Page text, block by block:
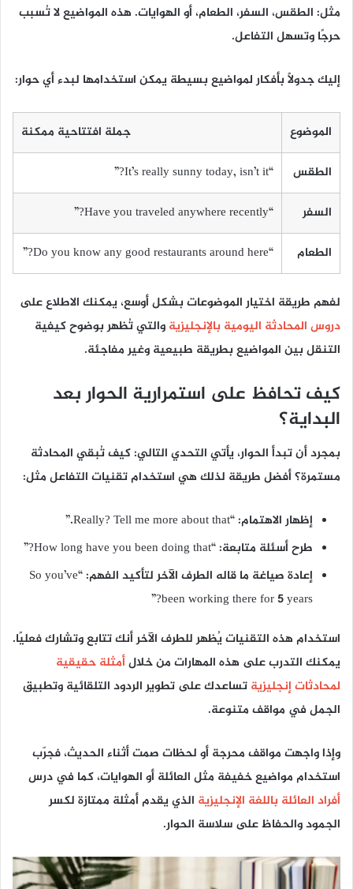
مثل: الطقس، السفر، الطعام، أو الهوايات. هذه المواضيع لا تُسبب
حرجًا وتسهل التفاعل.
إليك جدولًا بأفكار لمواضيع بسيطة يمكن استخدامها لبدء أي حوار:
الموضوع جملة افتتاحية ممكنة
الطقس “It’s really sunny today, isn’t it?”
السفر “Have you traveled anywhere recently?”
الطعام “Do you know any good restaurants around here?”
لفهم طريقة اختيار الموضوعات بشكل أوسع، يمكنك الاطلاع على
دروس المحادثة اليومية بالإنجليزية والتي تُظهر بوضوح كيفية
التنقل بين المواضيع بطريقة طبيعية وغير مفاجئة.
كيف تحافظ على استمرارية الحوار بعد
البداية؟
بمجرد أن تبدأ الحوار، يأتي التحدي التالي: كيف تُبقي المحادثة
مستمرة؟ أفضل طريقة لذلك هي استخدام تقنيات التفاعل مثل:
إظهار الاهتمام: “Really? Tell me more about that.”
طرح أسئلة متابعة: “How long have you been doing that?”
إعادة صياغة ما قاله الطرف الآخر لتأكيد الفهم: “So you’ve
been working there for 5 years?”
استخدام هذه التقنيات يُظهر للطرف الآخر أنك تتابع وتشارك فعليًا.
يمكنك التدرب على هذه المهارات من خلالأمثلة حقيقية
لمحادثات إنجليزية تساعدك على تطوير الردود التلقائية وتطبيق
الجمل في مواقف متنوعة.
وإذا واجهت مواقف محرجة أو لحظات صمت أثناء الحديث، فجرّب
استخدام مواضيع خفيفة مثل العائلة أو الهوايات، كما في درس
أفراد العائلة باللغة الإنجليزية الذي يقدم أمثلة ممتازة لكسر
الجمود والحفاظ على سلاسة الحوار.